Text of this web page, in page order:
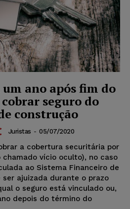
ano após fim do
seguro do
construção
Juristas - 05/07/2020
a cobertura securitária por
vício oculto), no caso
ao Sistema Financeiro de
ser ajuizada durante o prazo
o seguro está vinculado ou,
depois do término do